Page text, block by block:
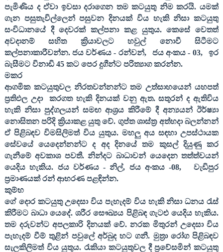
පැමිණිය ද ඒවා ඉවසා දරාගෙන තම කටයුතු නිම කරයි. යමක්
ගැන පසුතැවිල්ලෙන් පසුවන දිනයක් විය හැකි නිසා කටයුතු
සංවිධානයේ දී දෙවරක් කල්පනා කළ යුතුය. කෙසේ වෙතත්
අවදානම් සහිත ක්‍රියාවලට හවුල් නොවී සිටීමට
කල්පනාකාරීවන්න. ජය වර්ණය - රන්වන්, ජය අංකය - 03,
ඉර
බැසීමට විනාඩි 45කට පෙර දුගීන්ට පරිත්‍යාග කරන්න.
මකර
ආගමික කටයුතුවල නිරතවන්නන්ට තම උත්සාහයෙන් යහපත්
ප්‍රතිඵල උදා
කරගත හැකි දිනයක් වනු ඇත. සතුරන් ද ඇතිවිය
හැකි නිසා පුද්ගලයන් සමඟ ආශ්‍රය කිරීමේ දී අන්‍යයන් ඊර්ෂ්‍යා
නොසිතන පරිදි ක්‍රියාකළ යුතු වේ. ගුප්ත ශාස්ත්‍ර අත්හදා බලන්නන්
ඒ පිළිබඳව විමසිලිමත් විය යුතුය. මහලු අය සඳහා උපස්ථායක
සේවයේ යෙදෙන්නන්ට ද අද දිනයේ තම කුසල් දියුණු කර
ගැනීමේ අවකාශ පවතී. නින්දට බාධාවන් යෙදෙන තත්ත්වයන්
යෙදිය හැකිය. ජය වර්ණය - නිල්, ජය අංකය -08,
වැඩිපුර
ප්‍රමාණයක් රන් ආභරණ පළඳින්න.
කුම්භ
ගේ දොර කටයුතු උදෙසා විය පැහැදම් විය හැකි නිසා ධනය රැස්
කිරීමට බාධා යෙදේ. ශරීර සෞඛ්‍යය පිළිබඳ ගැටළු යෙදිය හැකිය.
තම දරුවන්ට අපලකාරි දිනයක් වේ. නරක මිතුරන් උදෙසා විය
පැහැදම් වීම් තුළින් පවුලේ අර්බුද හට ගනී. මුත්‍රා රෝග පිළිබඳව
සැලකිලිමත් විය යුතුය. රැකියා කටයුතුවල දී ප්‍රවේසමින් ‍කටයුතු